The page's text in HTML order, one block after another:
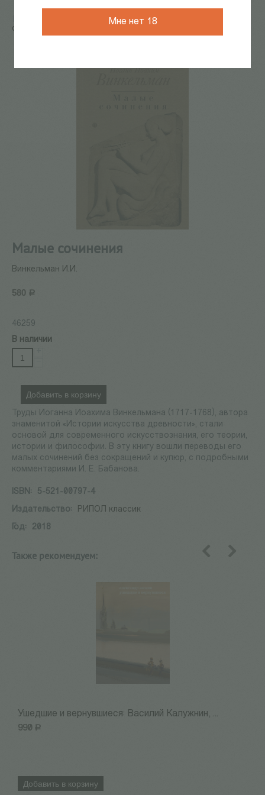
Мне нет 18
КАТАЛОГ КНИГ / искусствоведение
сочинения
Малые сочинения
Винкельман И.И.
580 Р
46259
В наличии
Добавить в корзину
Труды Иоганна Иоахима Винкельмана (1717-1768), автора
знаменитой «Истории искусства древности», стали
основой для современного искусствознания, его теории,
истории и философии. В эту книгу вошли переводы его
малых сочинений без сокращений и купюр, с подробными
комментариями И. Е. Бабанова.
ISBN:
5-521-00797-4
Издательство:
РИПОЛ классик
Год:
2018
Также рекомендуем:
Ушедшие и вернувшиеся: Василий Калужнин, ...
990 Р
Добавить в корзину